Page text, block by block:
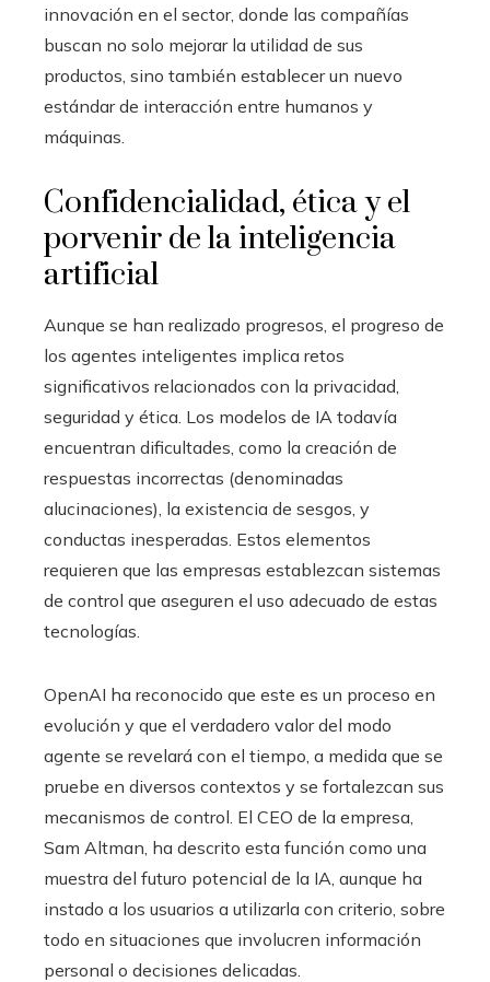
innovación en el sector, donde las compañías
buscan no solo mejorar la utilidad de sus
productos, sino también establecer un nuevo
estándar de interacción entre humanos y
máquinas.
Confidencialidad, ética y el
porvenir de la inteligencia
artificial
Aunque se han realizado progresos, el progreso de
los agentes inteligentes implica retos
significativos relacionados con la privacidad,
seguridad y ética. Los modelos de IA todavía
encuentran dificultades, como la creación de
respuestas incorrectas (denominadas
alucinaciones), la existencia de sesgos, y
conductas inesperadas. Estos elementos
requieren que las empresas establezcan sistemas
de control que aseguren el uso adecuado de estas
tecnologías.
OpenAI ha reconocido que este es un proceso en
evolución y que el verdadero valor del modo
agente se revelará con el tiempo, a medida que se
pruebe en diversos contextos y se fortalezcan sus
mecanismos de control. El CEO de la empresa,
Sam Altman, ha descrito esta función como una
muestra del futuro potencial de la IA, aunque ha
instado a los usuarios a utilizarla con criterio, sobre
todo en situaciones que involucren información
personal o decisiones delicadas.